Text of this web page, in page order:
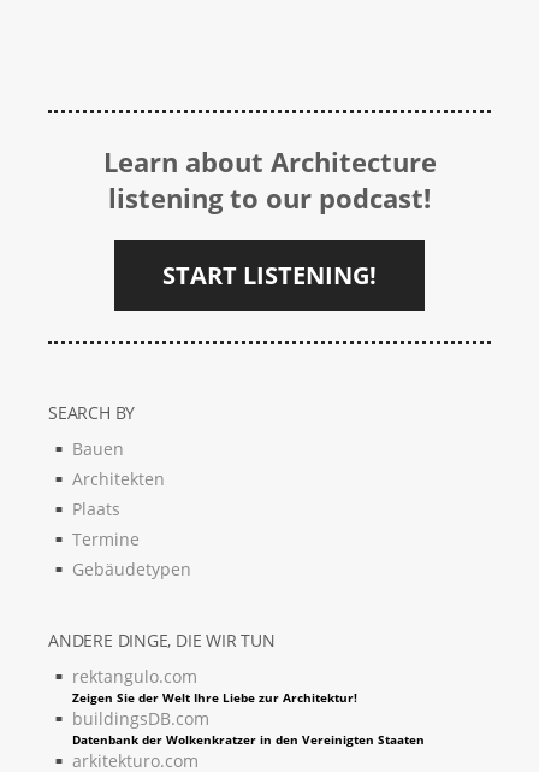
Learn about Architecture
listening to our podcast!
START LISTENING!
SEARCH BY
Bauen
Architekten
Plaats
Termine
Gebäudetypen
ANDERE DINGE, DIE WIR TUN
rektangulo.com
Zeigen Sie der Welt Ihre Liebe zur Architektur!
buildingsDB.com
Datenbank der Wolkenkratzer in den Vereinigten Staaten
arkitekturo.com